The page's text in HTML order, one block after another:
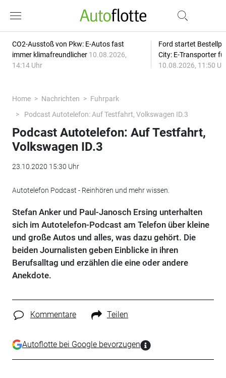
CO2-Ausstoß von Pkw: E-Autos fast
immer klimafreundlicher 10.08.2026,
14:14 Uhr
Ford startet
City: E-Transporter
10.08.2026, 11:50
Home Nachrichten
Fuhrpark
Podcast Autotelefon: Auf Testfahrt, Volkswagen ID.3
Podcast Autotelefon: Auf Testfahrt,
Volkswagen ID.3
23.10.2020 15:30 Uhr
Autotelefon Podcast - Reinhören und mehr wissen.
Stefan Anker und Paul-Janosch Ersing unterhalten
sich im Autotelefon-Podcast am Telefon über kleine
und große Autos und alles, was dazu gehört. Die
beiden Journalisten geben Einblicke in ihren
Berufsalltag und erzählen die eine oder andere
Anekdote.
Kommentare Teilen
Autoflotte bei Google bevorzugen